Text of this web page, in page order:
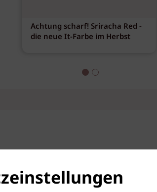
Achtung scharf! Sriracha Red -
die neue It-Farbe im Herbst